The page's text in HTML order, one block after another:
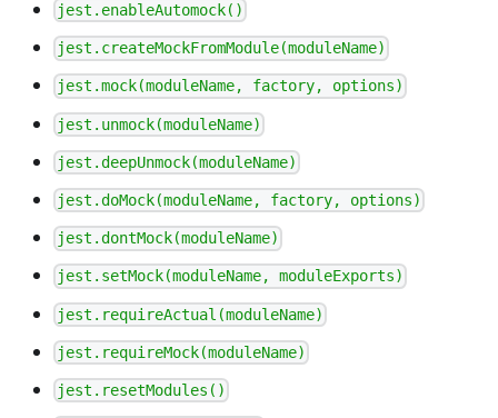
jest.enableAutomock()
jest.createMockFromModule(moduleName)
jest.mock(moduleName, factory, options)
jest.unmock(moduleName)
jest.deepUnmock(moduleName)
jest.doMock(moduleName, factory, options)
jest.dontMock(moduleName)
jest.setMock(moduleName, moduleExports)
jest.requireActual(moduleName)
jest.requireMock(moduleName)
jest.resetModules()